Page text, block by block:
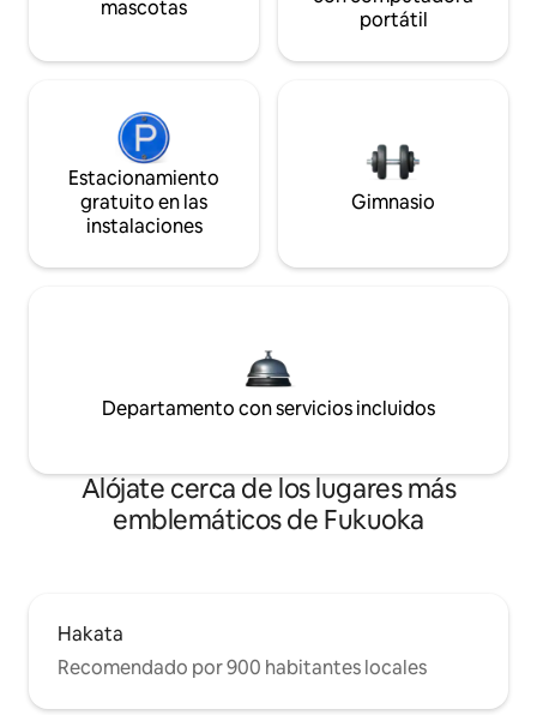
mascotas
portátil
Estacionamiento
gratuito en las
instalaciones
Gimnasio
Departamento con servicios incluidos
Alójate cerca de los lugares más
emblemáticos de Fukuoka
Hakata
Recomendado por 900 habitantes locales